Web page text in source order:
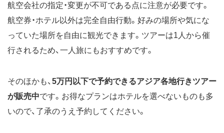
航空会社の指定・変更が不可である点に注意が必要です。
航空券・ホテル以外は完全自由行動。好みの場所や気にな
っていた場所を自由に観光できます。ツアーは1人から催
行されるため、一人旅にもおすすめです。
そのほかも、 5万円以下で予約できるアジア各地行きツアー
が販売中です。お得なプランはホテルを選べないものも多
いので、了承のうえ予約してください。